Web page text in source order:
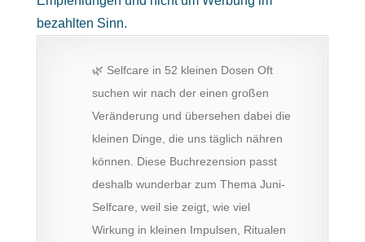
bezahlten Sinn.
🌿 Selfcare in 52 kleinen Dosen Oft
suchen wir nach der einen großen
Veränderung und übersehen dabei die
kleinen Dinge, die uns täglich nähren
können. Diese Buchrezension passt
deshalb wunderbar zum Thema Juni-
Selfcare, weil sie zeigt, wie viel
Wirkung in kleinen Impulsen, Ritualen